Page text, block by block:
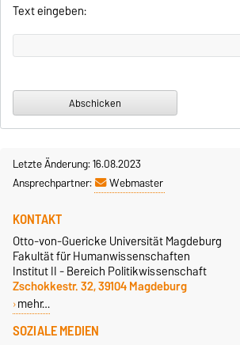
Text eingeben:
Letzte Änderung: 16.08.2023
Ansprechpartner:
Webmaster
SOZIALE MEDIEN
KONTAKT
Otto-von-Guericke Universität Magdeburg
Fakultät für Humanwissenschaften
Institut II - Bereich Politikwissenschaft
Zschokkestr. 32, 39104 Magdeburg
mehr…